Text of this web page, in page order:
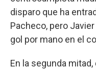
disparo que ha
Pacheco, pero
gol por mano en el
En la segunda